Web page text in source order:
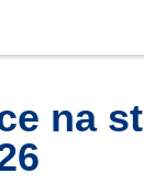
na st